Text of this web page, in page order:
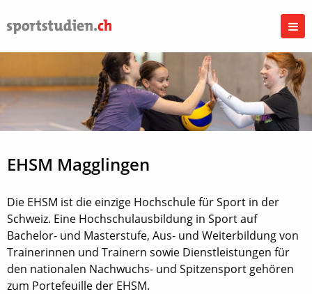
EHSM Magglingen
Die EHSM ist die einzige Hochschule für Sport in der
Schweiz. Eine Hochschulausbildung in Sport auf
Bachelor- und Masterstufe, Aus- und Weiterbildung von
Trainerinnen und Trainern sowie Dienstleistungen für
den nationalen Nachwuchs- und Spitzensport gehören
zum Portefeuille der EHSM.